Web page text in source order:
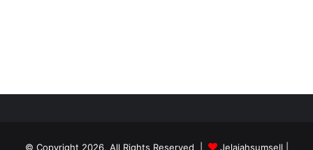
© Copyright 2026, All Rights Reserved | Jelajahsumsell